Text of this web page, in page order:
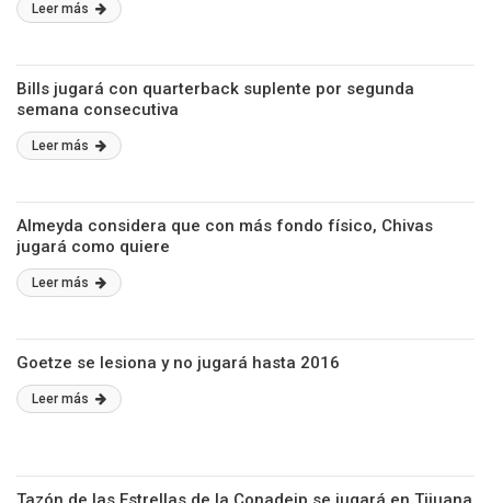
Leer más
Bills jugará con quarterback suplente por segunda
semana consecutiva
Leer más
Almeyda considera que con más fondo físico, Chivas
jugará como quiere
Leer más
Goetze se lesiona y no jugará hasta 2016
Leer más